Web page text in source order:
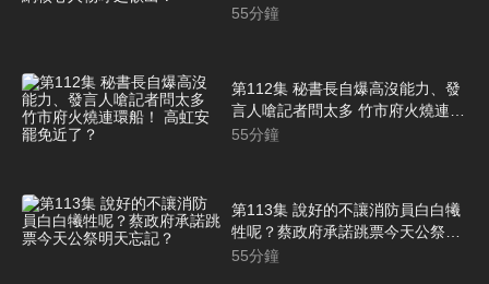
欲出？
55分鐘
第112集 秘書長自爆高沒能力、發
言人嗆記者問太多 竹市府火燒連環
船！ 高虹安罷免近了？
55分鐘
第113集 說好的不讓消防員白白犧
牲呢？蔡政府承諾跳票今天公祭明
天忘記？
55分鐘